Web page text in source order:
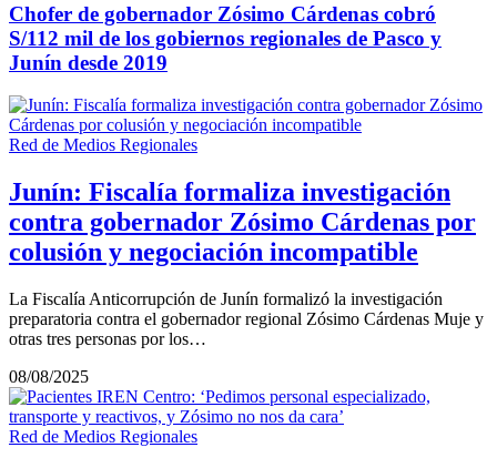
Chofer de gobernador Zósimo Cárdenas cobró
S/112 mil de los gobiernos regionales de Pasco y
Junín desde 2019
Red de Medios Regionales
Junín: Fiscalía formaliza investigación
contra gobernador Zósimo Cárdenas por
colusión y negociación incompatible
La Fiscalía Anticorrupción de Junín formalizó la investigación
preparatoria contra el gobernador regional Zósimo Cárdenas Muje y
otras tres personas por los…
08/08/2025
Red de Medios Regionales